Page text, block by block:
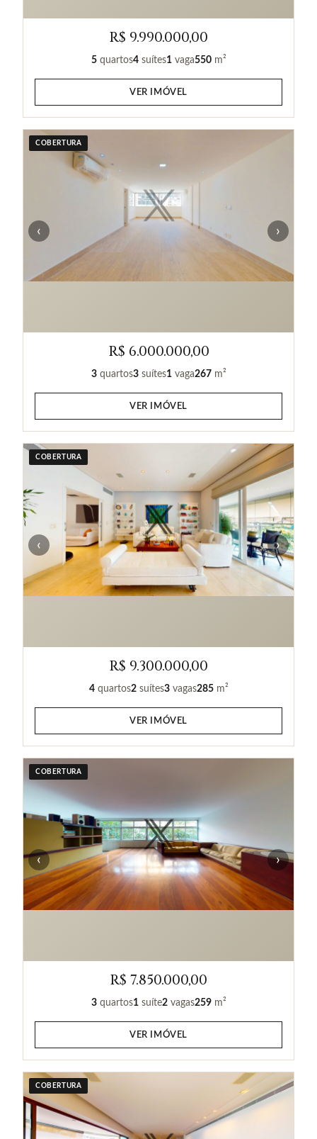
R$ 9.990.000,00
5quartos4suítes1vaga550m²
VER IMÓVEL
COBERTURA
‹ ›
R$ 6.000.000,00
3quartos3suítes1vaga267m²
VER IMÓVEL
COBERTURA
‹ ›
R$ 9.300.000,00
4quartos2suítes3vagas285m²
VER IMÓVEL
COBERTURA
‹ ›
R$ 7.850.000,00
3quartos1suíte2vagas259m²
VER IMÓVEL
COBERTURA